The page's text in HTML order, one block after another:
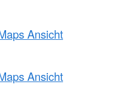
Ansicht
Ansicht